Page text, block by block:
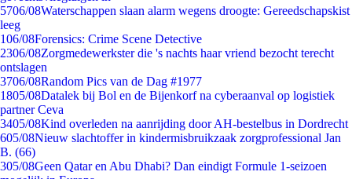
5706/08Waterschappen slaan alarm wegens droogte: Gereedschapskist
leeg
106/08Forensics: Crime Scene Detective
2306/08Zorgmedewerkster die 's nachts haar vriend bezocht terecht
ontslagen
3706/08Random Pics van de Dag #1977
1805/08Datalek bij Bol en de Bijenkorf na cyberaanval op logistiek
partner Ceva
3405/08Kind overleden na aanrijding door AH-bestelbus in Dordrecht
605/08Nieuw slachtoffer in kindermisbruikzaak zorgprofessional Jan
B. (66)
305/08Geen Qatar en Abu Dhabi? Dan eindigt Formule 1-seizoen